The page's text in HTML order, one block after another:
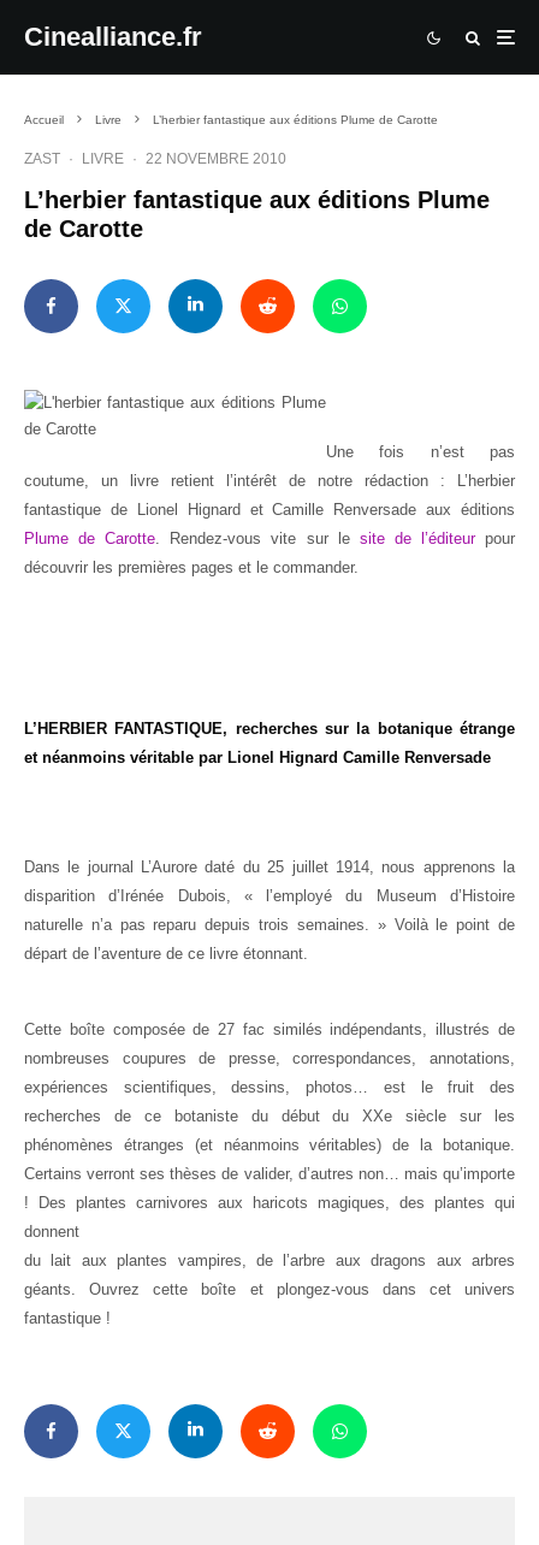
Cinealliance.fr
Accueil Livre L’herbier fantastique aux éditions Plume de Carotte
ZAST · LIVRE · 22 NOVEMBRE 2010
L’herbier fantastique aux éditions Plume
de Carotte
Une fois n’est pas
coutume, un livre retient l’intérêt de notre rédaction : L’herbier
fantastique de Lionel Hignard et Camille Renversade aux éditions
Plume de Carotte. Rendez-vous vite sur le site de l’éditeurpour
découvrir les premières pages et le commander.
L’HERBIER FANTASTIQUE, recherches sur la botanique étrange
et néanmoins véritable par Lionel Hignard Camille Renversade
Dans le journal L’Aurore daté du 25 juillet 1914, nous apprenons la
disparition d’Irénée Dubois, « l’employé du Museum d’Histoire
naturelle n’a pas reparu depuis trois semaines. » Voilà le point de
départ de l’aventure de ce livre étonnant.
Cette boîte composée de 27 fac similés indépendants, illustrés de
nombreuses coupures de presse, correspondances, annotations,
expériences scientifiques, dessins, photos… est le fruit des
recherches de ce botaniste du début du XXe siècle sur les
phénomènes étranges (et néanmoins véritables) de la botanique.
Certains verront ses thèses de valider, d’autres non… mais qu’importe
! Des plantes carnivores aux haricots magiques, des plantes qui
donnent
du lait aux plantes vampires, de l’arbre aux dragons aux arbres
géants. Ouvrez cette boîte et plongez-vous dans cet univers
fantastique !